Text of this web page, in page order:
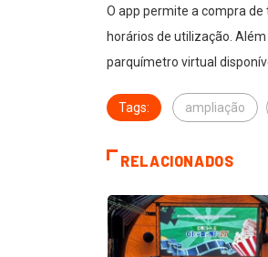
O app permite a compra
horários de utilização.
parquímetro virtual
Tags: ampliação
RELACIONADOS